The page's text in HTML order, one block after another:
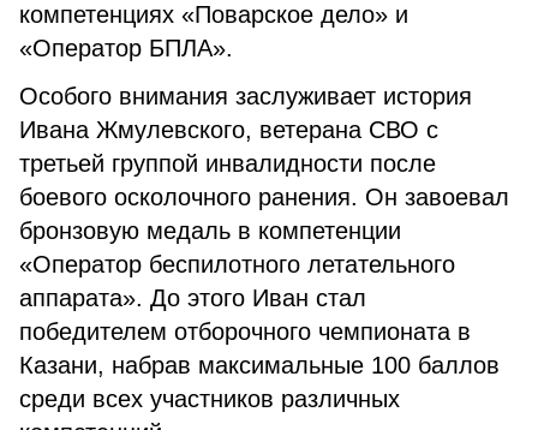
компетенциях «Поварское дело» и
«Оператор БПЛА».
Особого внимания заслуживает история
Ивана Жмулевского, ветерана СВО с
третьей группой инвалидности после
боевого осколочного ранения. Он завоевал
бронзовую медаль в компетенции
«Оператор беспилотного летательного
аппарата». До этого Иван стал
победителем отборочного чемпионата в
Казани, набрав максимальные 100 баллов
среди всех участников различных